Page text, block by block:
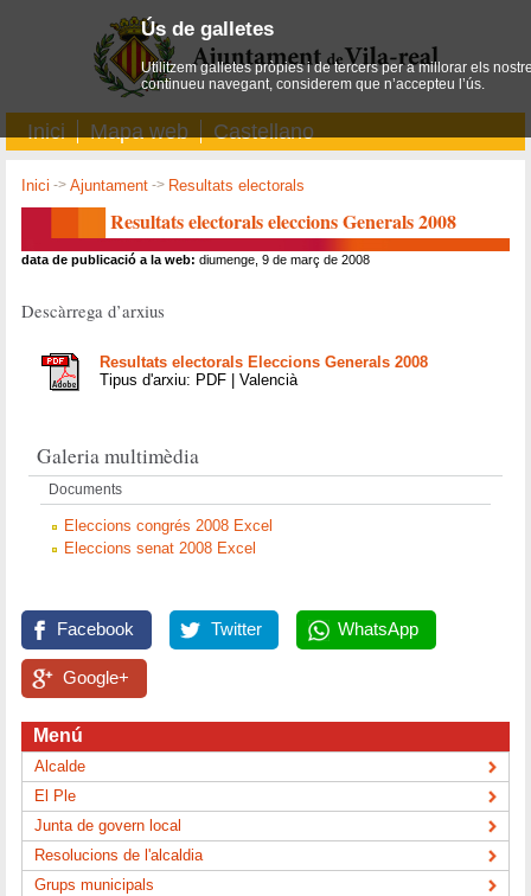
Inici Mapa web Castellano
Inici ->Ajuntament -> Resultats electorals
Resultats electorals eleccions Generals 2008
data de publicació a la web: diumenge, 9 de març de 2008
Descàrrega d’arxius
Resultats electorals Eleccions Generals 2008
Tipus d'arxiu: PDF | Valencià
Galeria multimèdia
Documents
Eleccions congrés 2008 Excel
Eleccions senat 2008 Excel
Facebook Twitter WhatsApp
Google+
Menú
Alcalde
El Ple
Junta de govern local
Resolucions de l'alcaldia
Grups municipals
Ús de galletes
Utilitzem galletes pròpies i de tercers per a millorar els
continueu navegant, considerem que n’accepteu l’ús.